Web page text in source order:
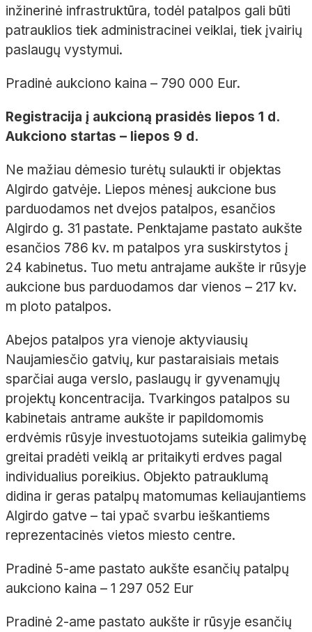
inžinerinė infrastruktūra, todėl patalpos gali būti
patrauklios tiek administracinei veiklai, tiek įvairių
paslaugų vystymui.
Pradinė aukciono kaina – 790 000 Eur.
Registracija į aukcioną prasidės liepos 1 d.
Aukciono startas – liepos 9 d.
Ne mažiau dėmesio turėtų sulaukti ir objektas
Algirdo gatvėje. Liepos mėnesį aukcione bus
parduodamos net dvejos patalpos, esančios
Algirdo g. 31 pastate. Penktajame pastato aukšte
esančios 786 kv. m patalpos yra suskirstytos į
24 kabinetus. Tuo metu antrajame aukšte ir rūsyje
aukcione bus parduodamos dar vienos – 217 kv.
m ploto patalpos.
Abejos patalpos yra vienoje aktyviausių
Naujamiesčio gatvių, kur pastaraisiais metais
sparčiai auga verslo, paslaugų ir gyvenamųjų
projektų koncentracija. Tvarkingos patalpos su
kabinetais antrame aukšte ir papildomomis
erdvėmis rūsyje investuotojams suteikia galimybę
greitai pradėti veiklą ar pritaikyti erdves pagal
individualius poreikius. Objekto patrauklumą
didina ir geras patalpų matomumas keliaujantiems
Algirdo gatve – tai ypač svarbu ieškantiems
reprezentacinės vietos miesto centre.
Pradinė 5-ame pastato aukšte esančių patalpų
aukciono kaina – 1 297 052 Eur
Pradinė 2-ame pastato aukšte ir rūsyje esančių